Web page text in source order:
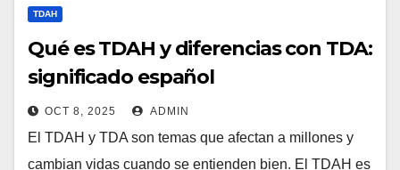
TDAH
Qué es TDAH y diferencias con TDA:
significado español
OCT 8, 2025 ADMIN
El TDAH y TDA son temas que afectan a millones y
cambian vidas cuando se entienden bien. El TDAH es